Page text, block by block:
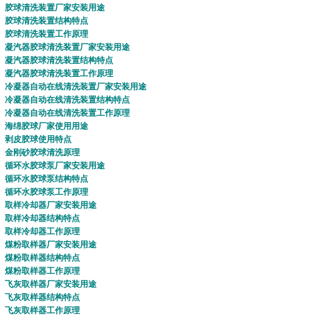
胶球清洗装置厂家安装用途
胶球清洗装置结构特点
胶球清洗装置工作原理
凝汽器胶球清洗装置厂家安装用途
凝汽器胶球清洗装置结构特点
凝汽器胶球清洗装置工作原理
冷凝器自动在线清洗装置厂家安装用途
冷凝器自动在线清洗装置结构特点
冷凝器自动在线清洗装置工作原理
海绵胶球厂家使用用途
剥皮胶球使用特点
金刚砂胶球清洗原理
循环水胶球泵厂家安装用途
循环水胶球泵结构特点
循环水胶球泵工作原理
取样冷却器厂家安装用途
取样冷却器结构特点
取样冷却器工作原理
煤粉取样器厂家安装用途
煤粉取样器结构特点
煤粉取样器工作原理
飞灰取样器厂家安装用途
飞灰取样器结构特点
飞灰取样器工作原理